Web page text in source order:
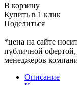
В корзину
Купить в 1 клик
Поделиться
*цена на сайте
публичной
менеджеров
Описание